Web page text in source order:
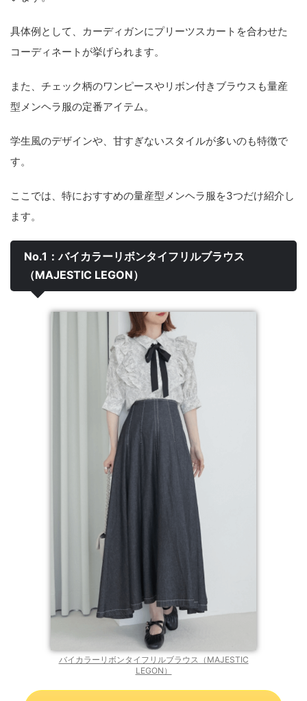
具体例として、カーディガンにプリーツスカートを合わせた
コーディネートが挙げられます。
また、チェック柄のワンピースやリボン付きブラウスも量産
型メンヘラ服の定番アイテム。
学生風のデザインや、甘すぎないスタイルが多いのも特徴で
す。
ここでは、特におすすめの量産型メンヘラ服を3つだけ紹介し
ます。
No.1：バイカラーリボンタイフリルブラウス
（MAJESTIC LEGON）
バイカラーリボンタイフリルブラウス（MAJESTIC
LEGON）